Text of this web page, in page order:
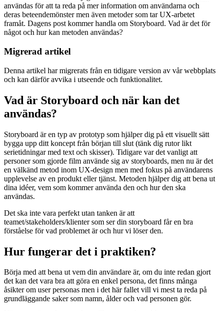
användas för att ta reda på mer information om användarna och
deras beteendemönster men även metoder som tar UX-arbetet
framåt. Dagens post kommer handla om Storyboard. Vad är det för
något och hur kan metoden användas?
Migrerad artikel
Denna artikel har migrerats från en tidigare version av vår webbplats
och kan därför avvika i utseende och funktionalitet.
Vad är Storyboard och när kan det
användas?
Storyboard är en typ av prototyp som hjälper dig på ett visuellt sätt
bygga upp ditt koncept från början till slut (tänk dig rutor likt
serietidningar med text och skisser). Tidigare var det vanligt att
personer som gjorde film använde sig av storyboards, men nu är det
en välkänd metod inom UX-design men med fokus på användarens
upplevelse av en produkt eller tjänst. Metoden hjälper dig att bena ut
dina idéer, vem som kommer använda den och hur den ska
användas.
Det ska inte vara perfekt utan tanken är att
teamet/stakeholders/klienter som ser din storyboard får en bra
förståelse för vad problemet är och hur vi löser den.
Hur fungerar det i praktiken?
Börja med att bena ut vem din användare är, om du inte redan gjort
det kan det vara bra att göra en enkel persona, det finns många
åsikter om user personas men i det här fallet vill vi mest ta reda på
grundläggande saker som namn, ålder och vad personen gör.